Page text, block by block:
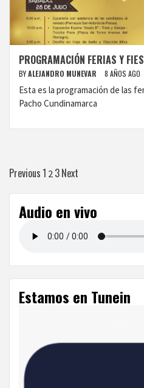
PROGRAMACIÓN FERIAS Y
BYALEJANDRO MUNEVAR 8 AÑOS AGO
Esta es la programación de las
Pacho Cundinamarca
Paginación
de
entradas
Previous1 2 3Next
Audio en vivo
Estamos en Tunein